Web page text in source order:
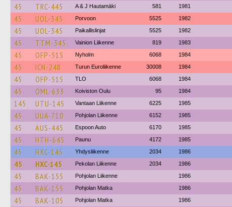
45 TRC-445 A & J Hautamäki 581 1981
45 UOL-345 Porvoon 5525 1982
45 UOL-345 Paikallislinjat 5525 1982
45 TTM-345 Vainion Liikenne 819 1983
45 OFP-515 Nyholm 6068 1984
45 ICN-248 Turun Euroliikenne 30008 1984
45 OFP-515 TLO 6068 1984
45 OML-633 Koiviston Oulu 95 1984
145 UTU-145 Vantaan Liikenne 6225 1985
45 UUA-710 Pohjolan Liikenne 6152 1985
45 AUS-445 Espoon Auto 6170 1985
45 HTH-645 Paunu 4172 1985
45 HXC-145 Yhdysliikenne 2034 1986
45 HXC-145 Pekolan Liikenne 2034 1986
45 BAK-155 Pohjolan Liikenne 1986
45 BAK-155 Pohjolan Matka 1986
45 BAK-105 Pohjolan Matka 1986